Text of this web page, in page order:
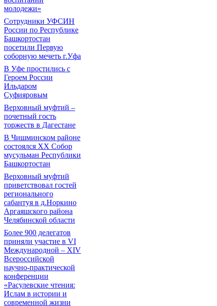
молодежи»
Сотрудники УФСИН
России по Республике
Башкортостан
посетили Первую
соборную мечеть г.Уфа
В Уфе простились с
Героем России
Ильдаром
Суфияровым
Верховный муфтий –
почетный гость
торжеств в Дагестане
В Чишминском районе
состоялся XX Собор
мусульман Республики
Башкортостан
Верховный муфтий
приветствовал гостей
регионального
сабантуя в д.Норкино
Аргаяшского района
Челябинской области
Более 900 делегатов
приняли участие в VI
Международной – ХIV
Всероссийской
научно-практической
конференции
«Расулевские чтения:
Ислам в истории и
современной жизни